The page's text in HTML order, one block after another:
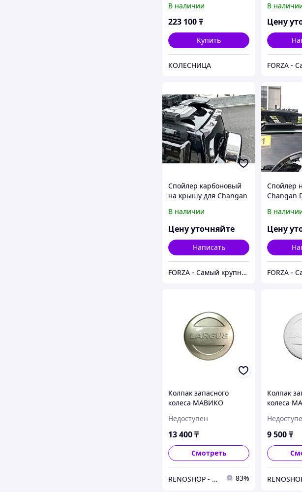
500-A0
В наличии
223 100₸
Купить
КОЛЕСНИЦА
В
Цену
Спойлер карбоновый
на крышу для Changan
чанган крыло
антикрыло обвес
В наличии
Цену уточняйте
Написать
FORZA - Самый крупный тюнинг-маркет в Казахстане
Спойлер
Changan
В
Цену
Колпак запасного
колеса МАВИКО
(Базальт)
Недоступен
13 400₸
Смотреть
RENOSHOP - автозапчасти, тюнинг и аксессуары для автомобилей Renault, Largus, X-Ray, Vesta. 83%
Колпак
колеса
(Ледник)
9 500₸